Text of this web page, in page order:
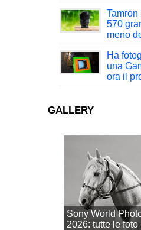
Tamron
570
meno
Ha
una
ora il
GALLERY
Sony World
2026: tutte le foto